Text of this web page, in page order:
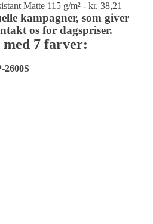
Matte 115 g/m² - kr. 38,21
kampagner, som giver
os for dagspriser.
7 farver:
2600S